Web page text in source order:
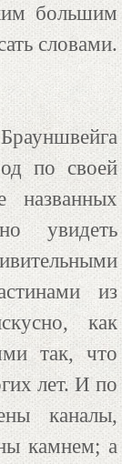
большим
словами.
по своей
названных
увидеть
из
как
так, что
лет. И по
каналы,
камнем; а